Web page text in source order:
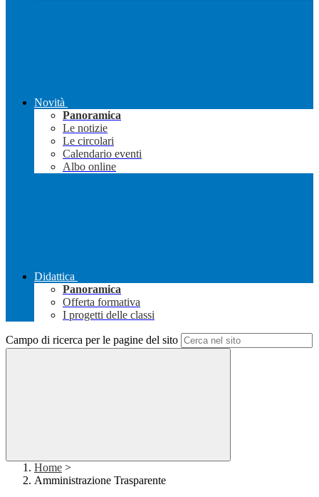
Novità
Panoramica
Le notizie
Le circolari
Calendario eventi
Albo online
Didattica
Panoramica
Offerta formativa
I progetti delle classi
Campo di ricerca per le pagine del sito
Home >
Amministrazione Trasparente